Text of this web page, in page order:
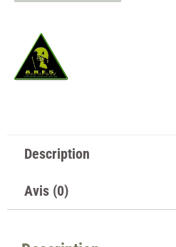
Description
Avis (0)